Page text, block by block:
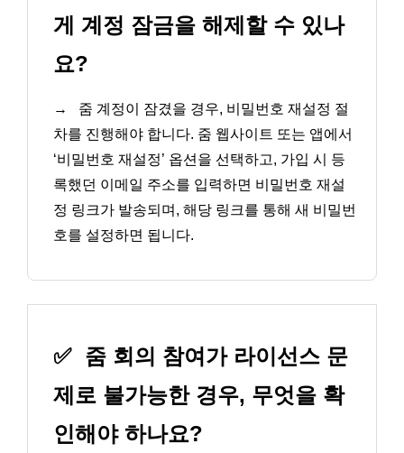
게 계정 잠금을 해제할 수 있나
요?
→
줌 계정이 잠겼을 경우, 비밀번호 재설정 절
차를 진행해야 합니다. 줌 웹사이트 또는 앱에서
‘비밀번호 재설정’ 옵션을 선택하고, 가입 시 등
록했던 이메일 주소를 입력하면 비밀번호 재설
정 링크가 발송되며, 해당 링크를 통해 새 비밀번
호를 설정하면 됩니다.
✅ 줌 회의 참여가 라이선스 문
제로 불가능한 경우, 무엇을 확
인해야 하나요?